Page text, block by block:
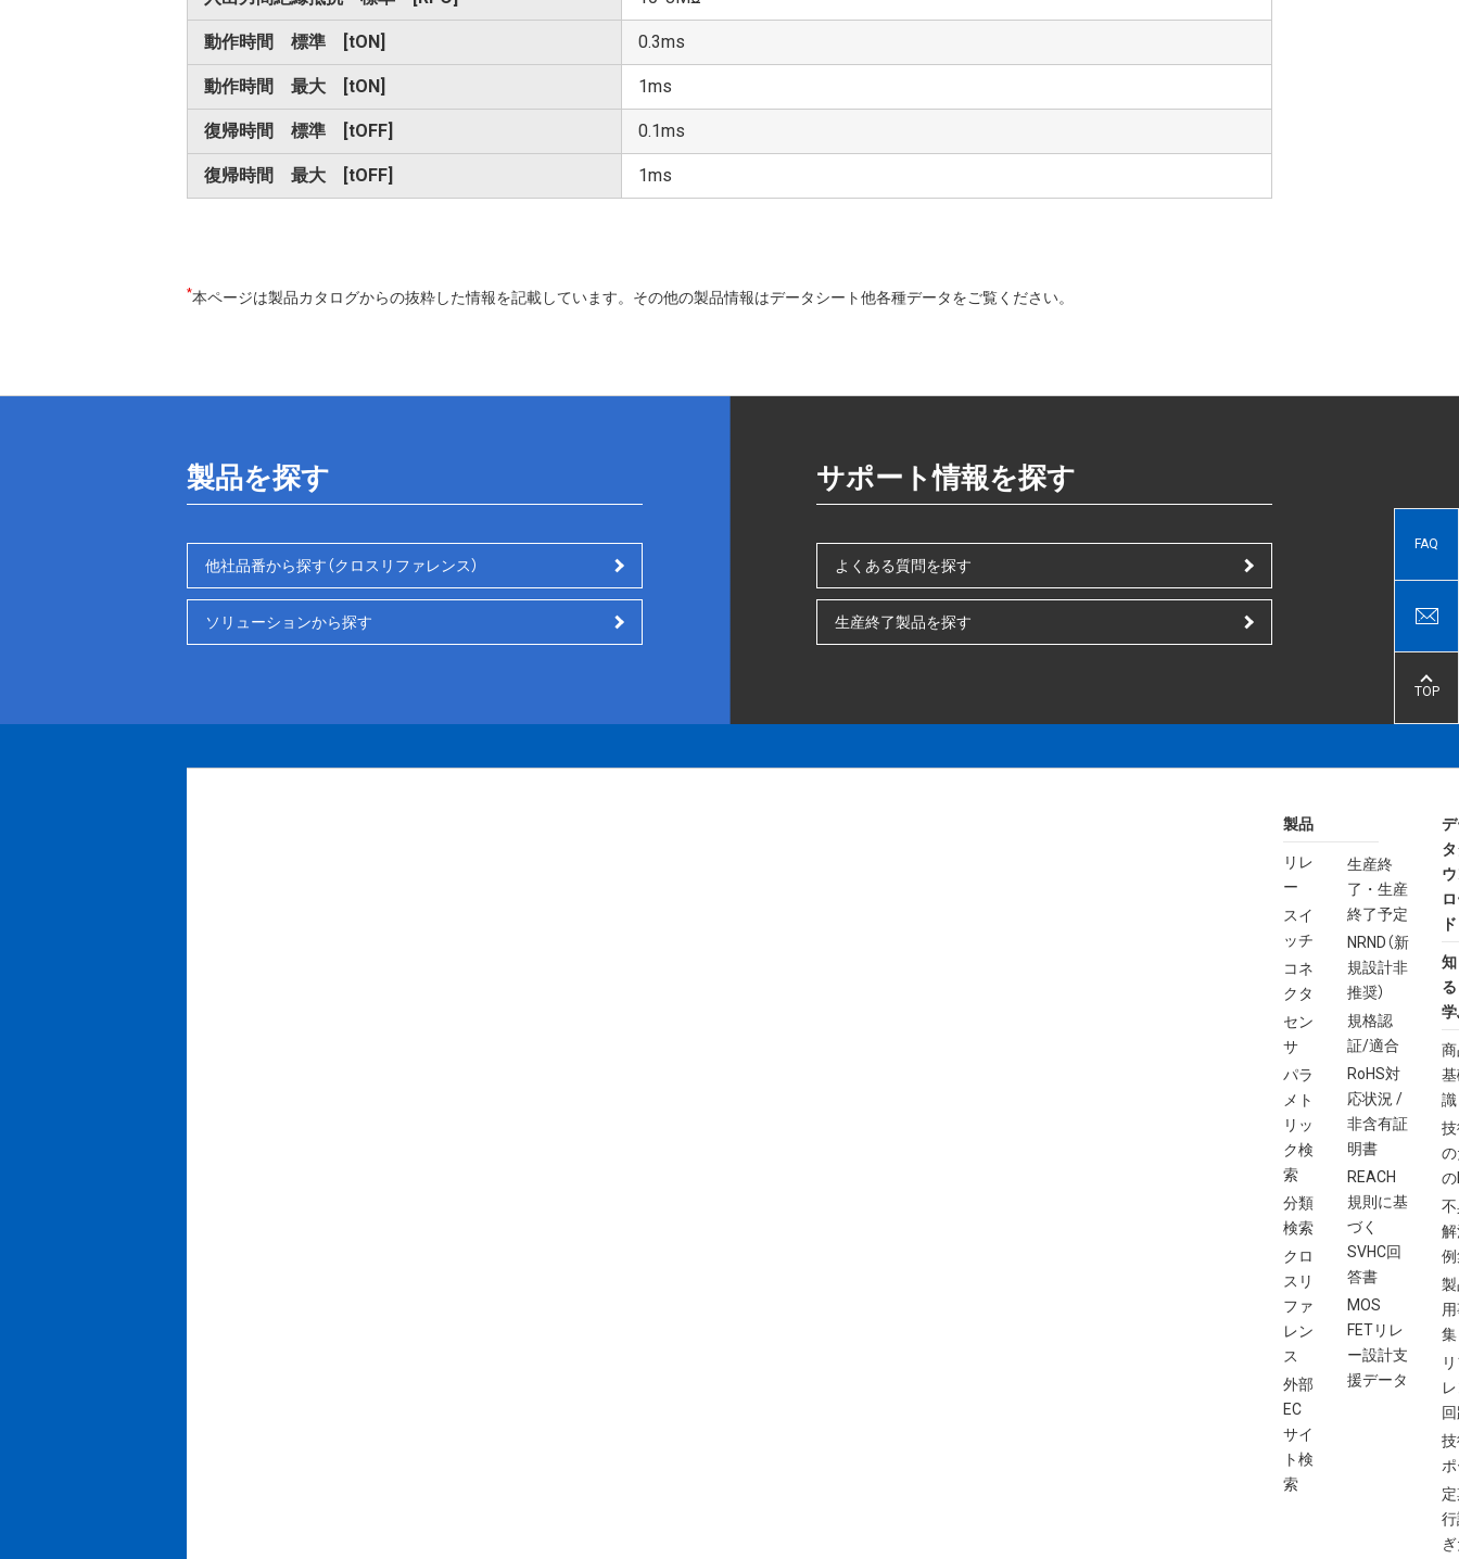
動作時間 標準 [tON] 0.3ms
動作時間 最大 [tON] 1ms
復帰時間 標準 [tOFF] 0.1ms
復帰時間 最大 [tOFF] 1ms
*本ページは製品カタログからの抜粋した情報を記載しています。その他の製品情報はデータシート他各種データをご覧ください。
製品を探す
他社品番から探す（クロスリファレンス）
ソリューションから探す
サポート情報を探す
よくある質問を探す
生産終了製品を探す
FAQ
TOP
製品
リレ
ー
スイ
ッチ
コネ
クタ
セン
サ
パラ
メト
リッ
ク検
索
分類
検索
クロ
スリ
ファ
レン
ス
外部
EC
サイ
ト検
索
生産終
了・生産
終了予定
NRND（新
規設計非
推奨）
規格認
証/適合
RoHS対
応状況 /
非含有証
明書
REACH
規則に基
づく
SVHC回
答書
MOS
FETリレ
ー設計支
援データ
ド
知
識
の
集